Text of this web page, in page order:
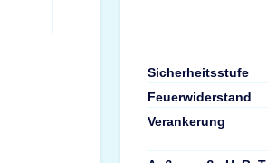
Sicherheitsstufe
Feuerwiderstand
Verankerung